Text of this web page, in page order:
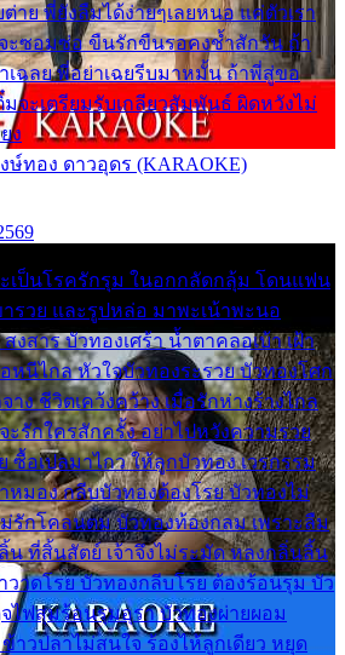
าย พี่ยังลืมได้ง่ายๆเลยหนอ แค่ตัวเรา
ะซอมซ่อ ขืนรักขืนรอคงช้ำสักวัน ถ้า
เฉลย พี่อย่าเฉยรีบมาหมั้น ถ้าพี่สู่ขอ
จะเตรียมรับเกลียวสัมพันธ์ ผิดหวังไม่
ง
ษ์ทอง ดาวอุดร (KARAOKE)
เป็นโรครักรุม ในอกกลัดกลุ้ม โดนแฟน
รวย และรูปหล่อ มาพะเน้าพะนอ
สงสาร บัวทองเศร้า น้ำตาคลอเบ้า เฝ้า
นีไกล หัวใจบัวทองระรวย บัวทองโศก
าง ชีวิตเคว้งคว้าง เมื่อรักห่างร้างไกล
รักใครสักครั้ง อย่าไปหวังความรวย
ซื้อเปลมาไกว ให้ลูกบัวทอง เวรกรรม
หมอง กลีบบัวทองต้องโรย บัวทองไม่
รักโคลนตม บัวทองท้องกลม เพราะลืม
น ที่สิ้นสัตย์ เจ้าจึงไม่ระมัด หลงกลิ่นลิ้น
วาดโรย บัวทองกลีบโรย ต้องร้อนรุม บัว
ไฟสุมร้อนรุมอุรา บัวทองผ่ายผอม
าวปลาไม่สนใจ ร้องไห้ลูกเดียว หยุด